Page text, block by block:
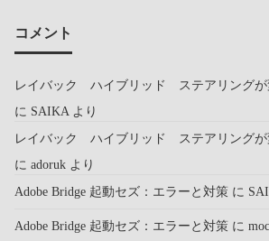
コメント
レイバック ハイブリッド ステアリングが
に SAIKAより
レイバック ハイブリッド ステアリングが
に adoruk より
Adobe Bridge 起動セズ：エラーと対策 に
Adobe Bridge 起動セズ：エラーと対策 に